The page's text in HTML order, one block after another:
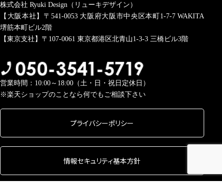
株式会社 Ryuki Design（リューキデザイン）
【大阪本社】〒541-0053大阪府大阪市中央区本町1-7-7 WAKITA
堺筋本町ビル2階
【東京支社】〒107-0061 東京都港区北青山1-3-3 三橋ビル3階
営業時間：10:00～18:00（土・日・祝日定休日）
※楽天ショップのことなら何でもご相談下さい
プライバシーポリシー
情報セキュリティ基本方針